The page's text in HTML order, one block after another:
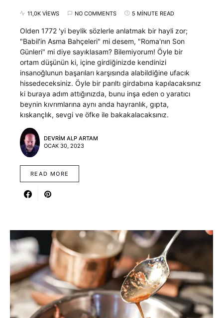
11,0K VIEWS NO COMMENTS 5 MINUTE READ
Olden 1772 'yi beylik sözlerle anlatmak bir hayli zor;
"Babil'in Asma Bahçeleri" mi desem, "Roma'nın Son
Günleri" mi diye sayıklasam? Bilemiyorum! Öyle bir
ortam düşünün ki, içine girdiğinizde kendinizi
insanoğlunun başarıları karşısında alabildiğine ufacık
hissedeceksiniz. Öyle bir parıltı girdabına kapılacaksınız
ki buraya adım attığınızda, bunu inşa eden o yaratıcı
beynin kıvrımlarına aynı anda hayranlık, gıpta,
kıskançlık, sevgi ve öfke ile bakakalacaksınız.
DEVRIM ALP ARTAM
OCAK 30, 2023
READ MORE